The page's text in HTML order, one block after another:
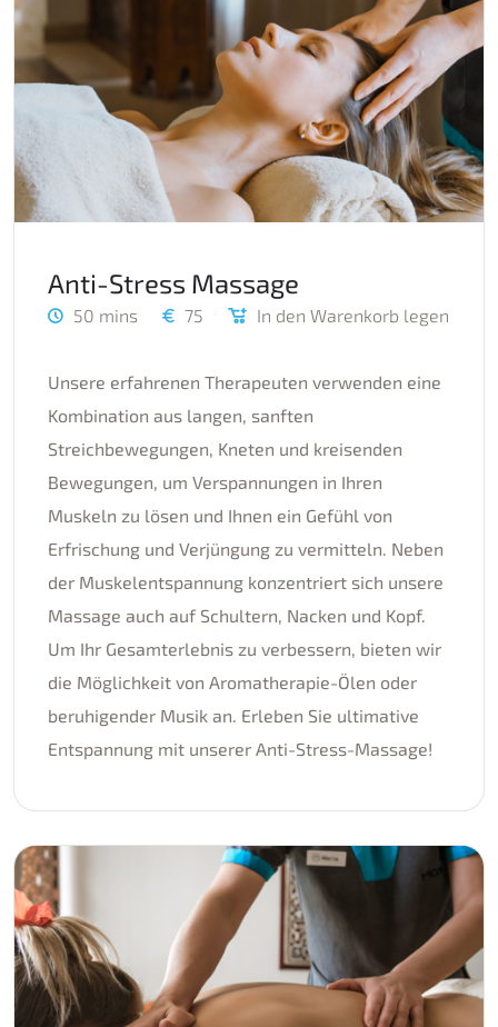
Anti-Stress Massage
50 mins 75 In den Warenkorb legen
Unsere erfahrenen Therapeuten verwenden eine
Kombination aus langen, sanften
Streichbewegungen, Kneten und kreisenden
Bewegungen, um Verspannungen in Ihren
Muskeln zu lösen und Ihnen ein Gefühl von
Erfrischung und Verjüngung zu vermitteln. Neben
der Muskelentspannung konzentriert sich unsere
Massage auch auf Schultern, Nacken und Kopf.
Um Ihr Gesamterlebnis zu verbessern, bieten wir
die Möglichkeit von Aromatherapie-Ölen oder
beruhigender Musik an. Erleben Sie ultimative
Entspannung mit unserer Anti-Stress-Massage!